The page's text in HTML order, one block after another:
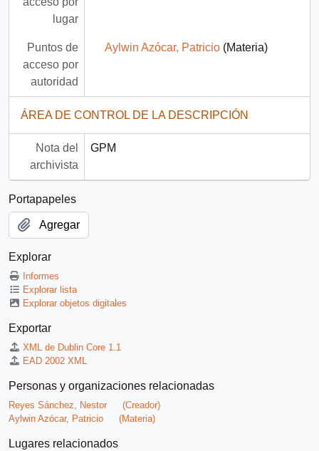
lugar
Puntos de
acceso por
autoridad
Aylwin Azócar, Patricio(Materia)
ÁREA DE CONTROL DE LA DESCRIPCIÓN
Nota del
archivista
GPM
Portapapeles
Agregar
Explorar
Informes
Explorar lista
Explorar objetos digitales
Exportar
XML de Dublin Core 1.1
EAD 2002 XML
Personas y organizaciones relacionadas
Reyes Sánchez, Nestor
(Creador)
Aylwin Azócar, Patricio
(Materia)
Lugares relacionados